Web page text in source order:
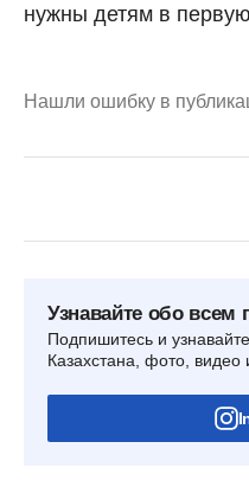
нужны детям в
Нашли ошибку в
Узнавайте обо всем
Подпишитесь и
Казахстана, фото, видео